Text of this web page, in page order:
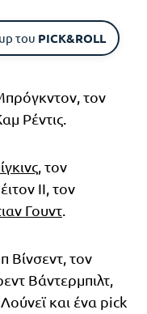
του PICK&ROLL
τον
Ρέντις.
, τον
ΙΙ, τον
Γουντ
Βίνσεντ, τον
Βάντερμπιλτ,
και ένα pick